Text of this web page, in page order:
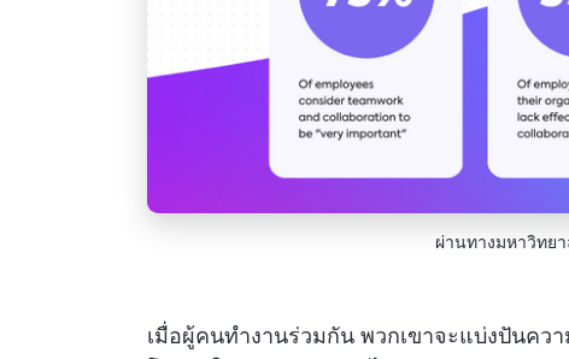
ผ่านทางมหาวิทย
เมื่อผู้คนทำงานร่วมกัน พวกเขาจะแบ่งปันค